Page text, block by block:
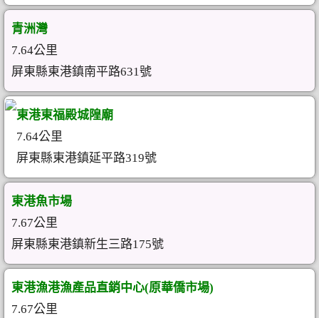
青洲灣
7.64公里
屏東縣東港鎮南平路631號
東港東福殿城隍廟
7.64公里
屏東縣東港鎮延平路319號
東港魚市場
7.67公里
屏東縣東港鎮新生三路175號
東港漁港漁產品直銷中心(原華僑市場)
7.67公里